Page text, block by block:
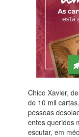
Chico Xavier,
de 10 mil
pessoas
entes queridos
escutar, em